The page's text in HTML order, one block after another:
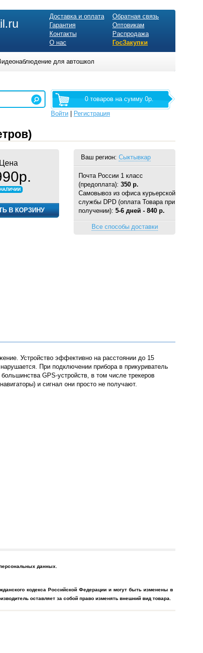
Ваш регион: Сыктывкар
Почта России 1 класс
(предоплата): 350 р.
Самовывоз из офиса курьерской
службы DPD (оплата Товара при
получении): 5-6 дней - 840 р.
Все способы доставки
Цена
Устройство эффективно на расстоянии до 15
При подключении прибора в прикуриватель
GPS-устройств, в том числе трекеров
и сигнал они просто не получают.
Доставка и оплата
Гарантия
Контакты
О нас
Обратная связь
Оптовикам
Распродажа
ГосЗакупки
для автошкол
0 товаров на сумму 0р.
Войти
Регистрация
данных.
кодекса Российской Федерации и могут быть изменены в
оставляет за собой право изменять внешний вид товара.